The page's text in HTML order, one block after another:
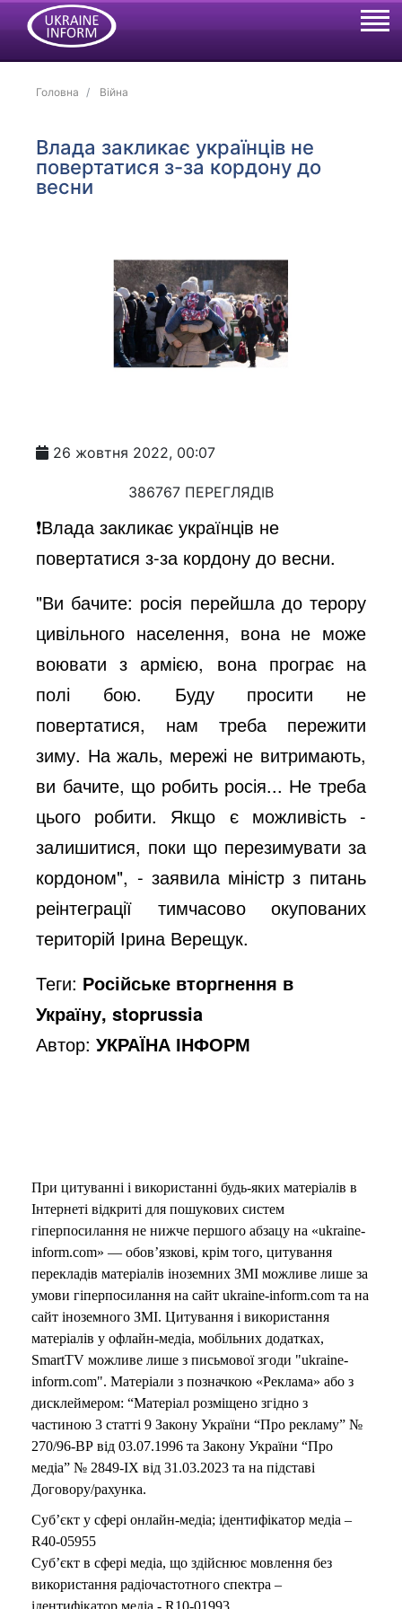
Головна Війна
Влада закликає українців не
повертатися з-за кордону до
весни
26 жовтня 2022, 00:07
386767 ПЕРЕГЛЯДІВ
❗️Влада закликає українців не
повертатися з-за кордону до весни.
"Ви бачите: росія перейшла до терору
цивільного населення, вона не може
воювати з армією, вона програє на
полі бою. Буду просити не
повертатися, нам треба пережити
зиму. На жаль, мережі не витримають,
ви бачите, що робить росія... Не треба
цього робити. Якщо є можливість -
залишитися, поки що перезимувати за
кордоном", - заявила міністр з питань
реінтеграції тимчасово окупованих
територій Ірина Верещук.
Теги: Російське вторгнення в
Україну, stoprussia
Автор:УКРАЇНА ІНФОРМ
При цитуванні і використанні будь-яких матеріалів в
Інтернеті відкриті для пошукових систем
гіперпосилання не нижче першого абзацу на «ukraine-
inform.com» — обов’язкові, крім того, цитування
перекладів матеріалів іноземних ЗМІ можливе лише за
умови гіперпосилання на сайт ukraine-inform.com та на
сайт іноземного ЗМІ. Цитування і використання
матеріалів у офлайн-медіа, мобільних додатках,
SmartTV можливе лише з письмової згоди "ukraine-
inform.com". Матеріали з позначкою «Реклама» або з
дисклеймером: “Матеріал розміщено згідно з
частиною 3 статті 9 Закону України “Про рекламу” №
270/96-ВР від 03.07.1996 та Закону України “Про
медіа” № 2849-IX від 31.03.2023 та на підставі
Договору/рахунка.
Суб’єкт у сфері онлайн-медіа; ідентифікатор медіа –
R40-05955
Суб’єкт в сфері медіа, що здійснює мовлення без
використання радіочастотного спектра –
ідентифікатор медіа - R10-01993